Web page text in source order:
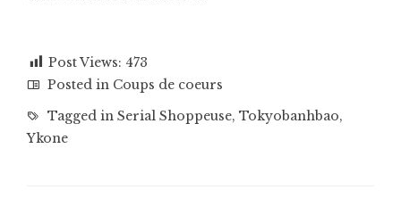
Post Views: 473
Posted in Coups de coeurs
Tagged in Serial Shoppeuse, Tokyobanhbao,
Ykone